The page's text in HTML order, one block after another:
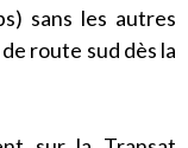
sans les autres
route sud dès la